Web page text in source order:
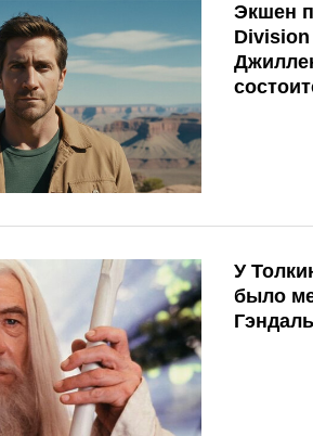
Экшен
У
было